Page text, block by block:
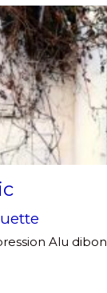
Alu dibon